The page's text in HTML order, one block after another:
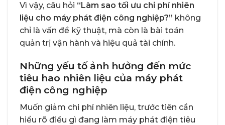
Vì vậy, câu hỏi “Làm sao tối ưu chi phí nhiên
liệu cho máy phát điện công nghiệp?” không
chỉ là vấn đề kỹ thuật, mà còn là bài toán
quản trị vận hành và hiệu quả tài chính.
Những yếu tố ảnh hưởng đến mức
tiêu hao nhiên liệu của máy phát
điện công nghiệp
Muốn giảm chi phí nhiên liệu, trước tiên cần
hiểu rõ điều gì đang làm máy phát điện tiêu